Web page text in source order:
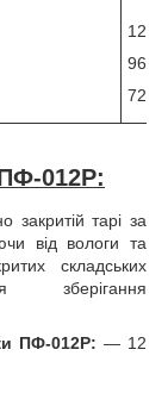
120
96
72
012Р:
тарі за
від вологи та
складських
зберігання
ПФ-012Р: — 12